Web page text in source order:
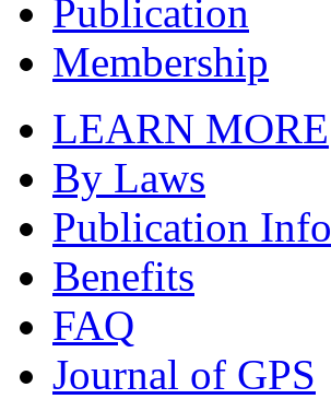
Publication
Membership
LEARN MORE
By Laws
Publication Info
Benefits
FAQ
Journal of GPS